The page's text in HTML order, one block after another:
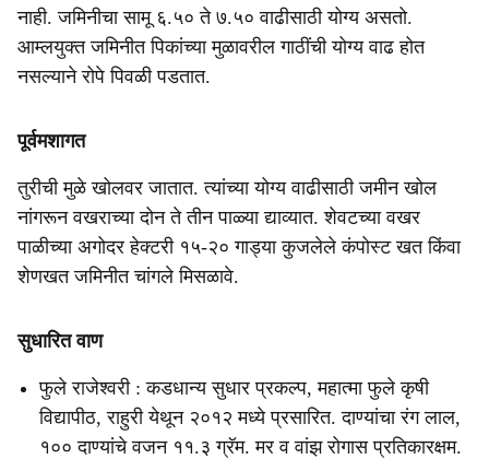
नाही. जमिनीचा सामू ६.५० ते ७.५० वाढीसाठी योग्य असतो.
आम्लयुक्त जमिनीत पिकांच्या मुळावरील गाठींची योग्य वाढ होत
नसल्याने रोपे पिवळी पडतात.
पूर्वमशागत
तुरीची मुळे खोलवर जातात. त्यांच्या योग्य वाढीसाठी जमीन खोल
नांगरून वखराच्या दोन ते तीन पाळ्या द्याव्यात. शेवटच्या वखर
पाळीच्या अगोदर हेक्टरी १५-२० गाड्या कुजलेले कंपोस्ट खत किंवा
शेणखत जमिनीत चांगले मिसळावे.
सुधारित वाण
फुले राजेश्वरी : कडधान्य सुधार प्रकल्प, महात्मा फुले कृषी
विद्यापीठ, राहुरी येथून २०१२ मध्ये प्रसारित. दाण्यांचा रंग लाल,
१०० दाण्यांचे वजन ११.३ ग्रॅम. मर व वांझ रोगास प्रतिकारक्षम.